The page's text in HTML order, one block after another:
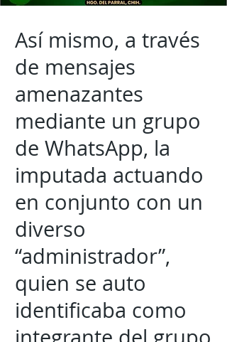
Así mismo, a través
de mensajes
amenazantes
mediante un grupo
de WhatsApp, la
imputada actuando
en conjunto con un
diverso
“administrador”,
quien se auto
identificaba como